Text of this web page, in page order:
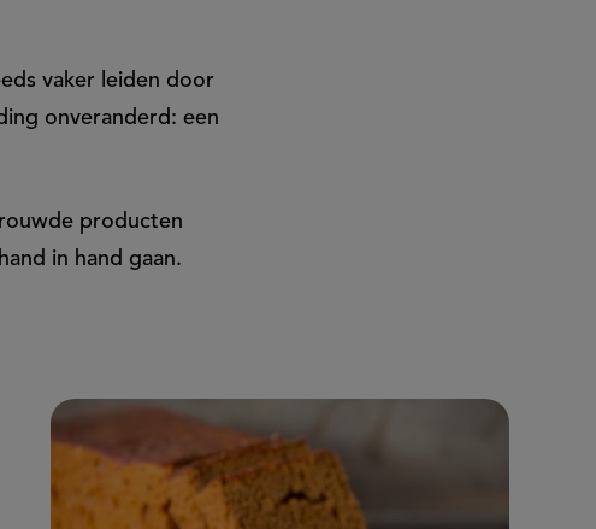
vaker leiden door
onveranderd: een
producten
in hand gaan.